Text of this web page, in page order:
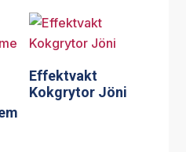
Effektvakt
Kokgrytor Jöni